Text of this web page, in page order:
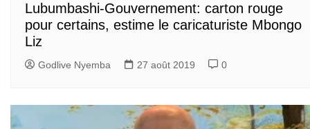
Lubumbashi-Gouvernement: carton rouge
pour certains, estime le caricaturiste Mbongo
Liz
Godlive Nyemba 27 août 2019 0